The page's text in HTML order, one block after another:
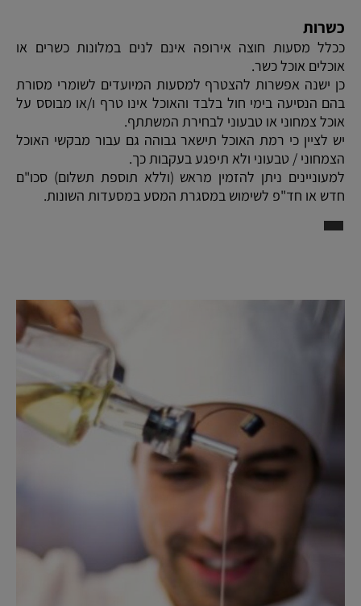
כשרות
ככלל מסעות חוצה אירופה אינם לנים במלונות כשרים או
אוכלים אוכל כשר.
כן ישנה אפשרות להצטרף למסעות המיועדים לשומרי מסורת
בהם הנסיעה בימי חול בלבד והאוכל אינו טרף ו/או מבוסס על
אוכל צמחוני או טבעוני לבחירת המשתתף.
יש לציין כי רמת האוכל תישאר גבוהה גם עבור מבקשי האוכל
הצמחוני / טבעוני ולא תיפגע בעקבות כך.
למעוניינים ניתן להזמין מראש (וללא תוספת תשלום) סכו"ם
חדש או חד"פ לשימוש במסגרת המסע במסעדות השונות.